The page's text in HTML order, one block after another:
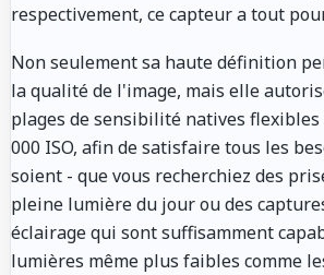
respectivement, ce capteur a tout
Non seulement sa haute définition
la qualité de l'image, mais elle
plages de sensibilité natives flexibles
000 ISO, afin de satisfaire tous les
soient - que vous recherchiez des
pleine lumière du jour ou des
éclairage qui sont suffisamment
lumières même plus faibles comme